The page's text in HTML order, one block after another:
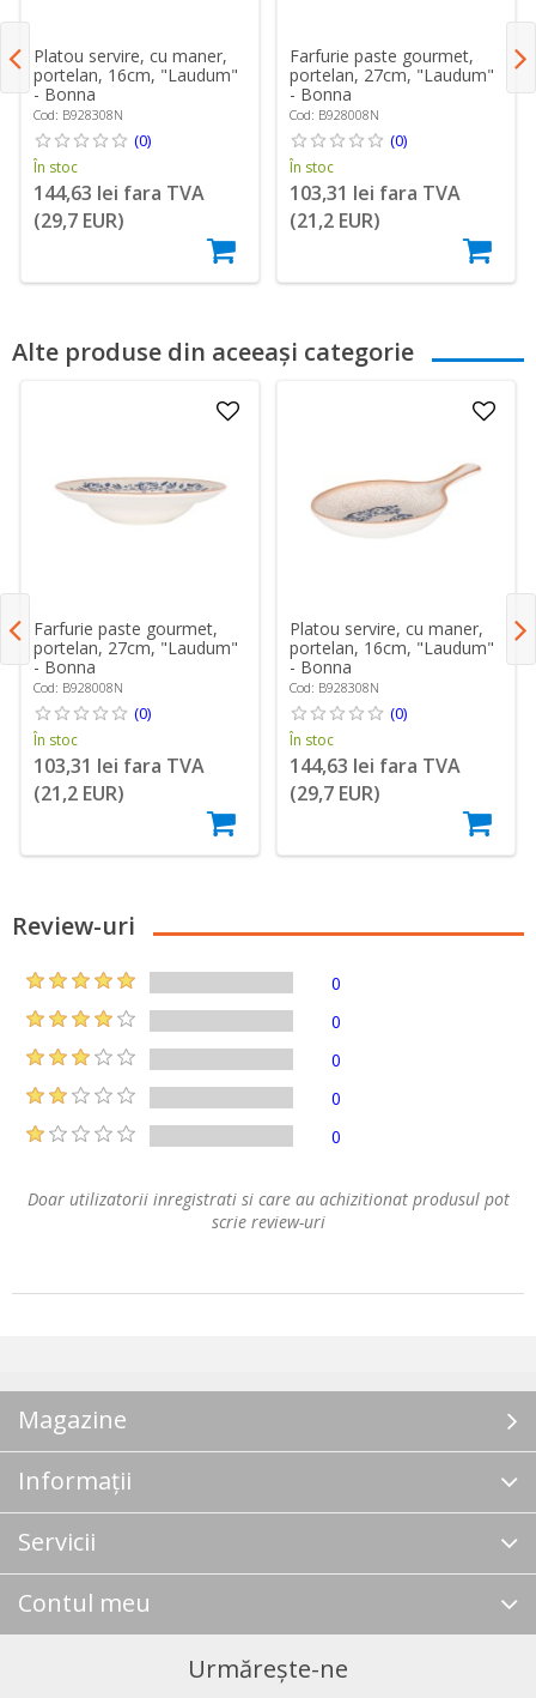
Platou servire, cu maner,
portelan, 16cm, "Laudum"
- Bonna
Cod: B928308N
(0)
În stoc
144,63 lei fara TVA
(29,7 EUR)
Farfurie paste gourmet,
portelan, 27cm, "Laudum"
- Bonna
Cod: B928008N
(0)
În stoc
103,31 lei fara TVA
(21,2 EUR)
Alte produse din aceeași categorie
Farfurie paste gourmet,
portelan, 27cm, "Laudum"
- Bonna
Cod: B928008N
(0)
În stoc
103,31 lei fara TVA
(21,2 EUR)
Platou servire, cu maner,
portelan, 16cm, "Laudum"
- Bonna
Cod: B928308N
(0)
În stoc
144,63 lei fara TVA
(29,7 EUR)
Review-uri
0
0
0
0
0
Doar utilizatorii inregistrati si care au achizitionat produsul pot
scrie review-uri
Magazine
Informații
Servicii
Contul meu
Urmărește-ne